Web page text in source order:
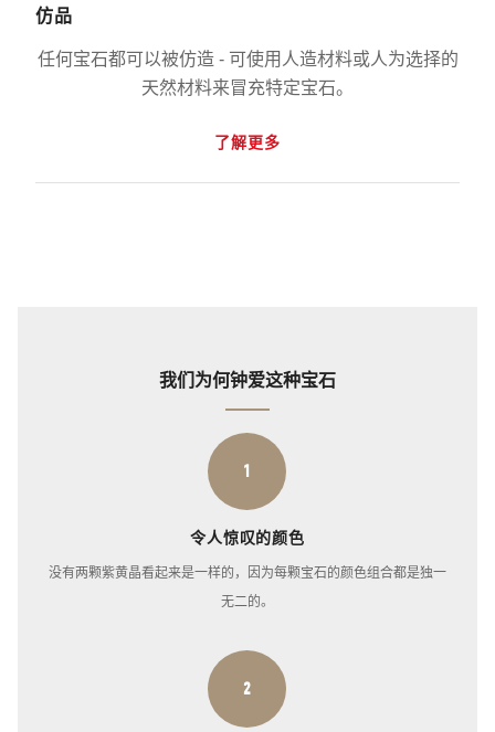
仿品
任何宝石都可以被仿造 - 可使用人造材料或人为选择的
天然材料来冒充特定宝石。
了解更多
我们为何钟爱这种宝石
1
令人惊叹的颜色
没有两颗紫黄晶看起来是一样的，因为每颗宝石的颜色组合都是独一
无二的。
2